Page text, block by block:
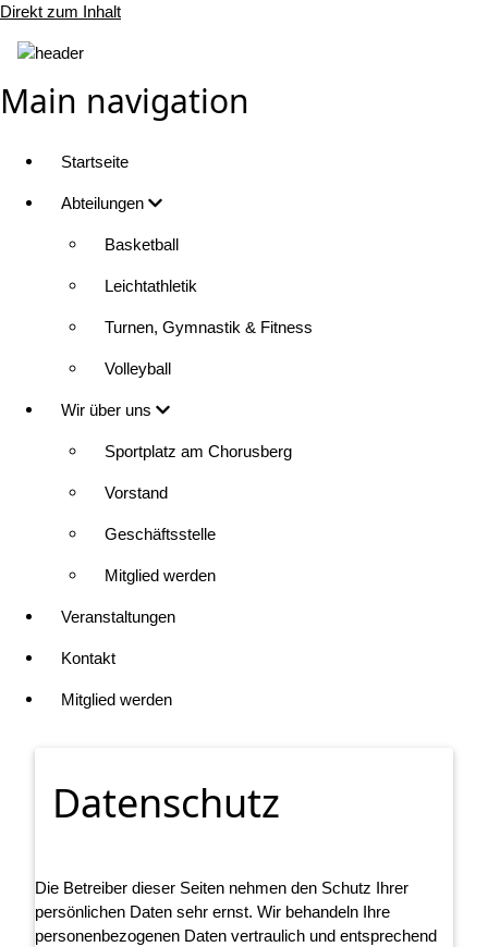
Direkt zum Inhalt
Main navigation
Startseite
Abteilungen
Basketball
Leichtathletik
Turnen, Gymnastik & Fitness
Volleyball
Wir über uns
Sportplatz am Chorusberg
Vorstand
Geschäftsstelle
Mitglied werden
Veranstaltungen
Kontakt
Mitglied werden
Datenschutz
Die Betreiber dieser Seiten nehmen den Schutz Ihrer
persönlichen Daten sehr ernst. Wir behandeln Ihre
personenbezogenen Daten vertraulich und entsprechend